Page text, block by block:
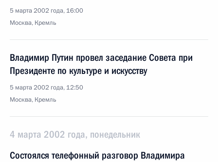
5 марта 2002 года, 16:00
Москва, Кремль
Владимир Путин провел заседание Совета при
Президенте по культуре и искусству
5 марта 2002 года, 12:50
Москва, Кремль
4 марта 2002 года, понедельник
Состоялся телефонный разговор Владимира